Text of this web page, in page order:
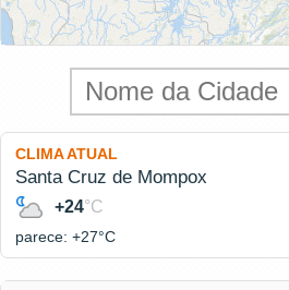
CLIMA ATUAL
Santa Cruz de Mompox
+24°C
parece: +27°C